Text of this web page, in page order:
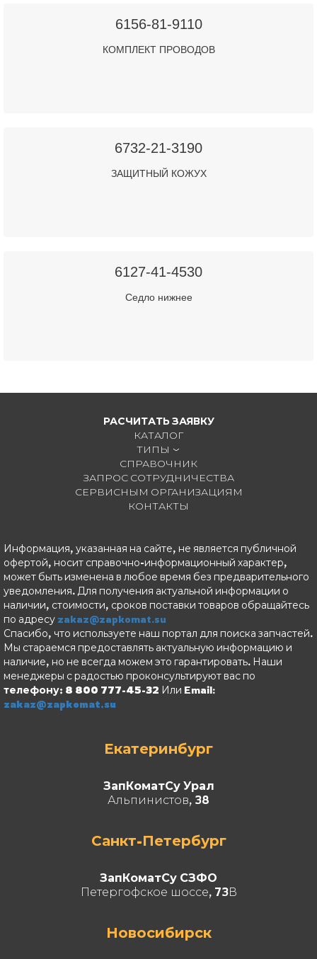
6156-81-9110
КОМПЛЕКТ ПРОВОДОВ
6732-21-3190
ЗАЩИТНЫЙ КОЖУХ
6127-41-4530
Седло нижнее
РАСЧИТАТЬ ЗАЯВКУ
КАТАЛОГ
ТИПЫ
СПРАВОЧНИК
ЗАПРОС СОТРУДНИЧЕСТВА
СЕРВИСНЫМ ОРГАНИЗАЦИЯМ
КОНТАКТЫ
Информация, указанная на сайте, не является публичной
офертой, носит справочно-информационный характер,
может быть изменена в любое время без предварительного
уведомления. Для получения актуальной информации о
наличии, стоимости, сроков поставки товаров обращайтесь
по адресу zakaz@zapkomat.su
Спасибо, что используете наш портал для поиска запчастей.
Мы стараемся предоставлять актуальную информацию и
наличие, но не всегда можем это гарантировать. Наши
менеджеры с радостью проконсультируют вас по
телефону: 8 800 777-45-32 Или Email:
zakaz@zapkomat.su
Екатеринбург
ЗапКоматСу Урал
Альпинистов, 38
Санкт-Петербург
ЗапКоматСу СЗФО
Петергофское шоссе, 73В
Новосибирск